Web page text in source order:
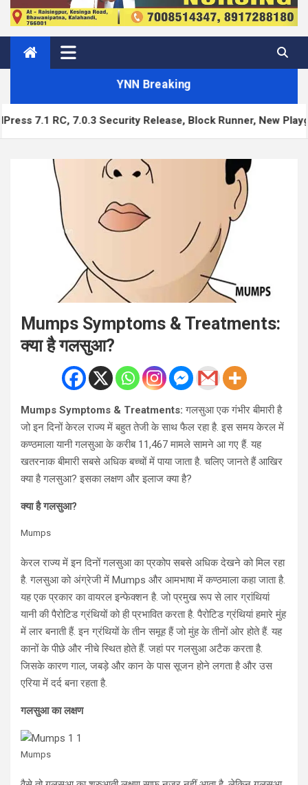
YNN Breaking
Security Release, Block Runner, New Playground UI and
Mumps Symptoms & Treatments:
क्या है गलसुआ?
Mumps Symptoms & Treatments: गलसुआ एक गंभीर बीमारी है
जो इन दिनों केरल राज्य में बहुत तेजी के साथ फैल रहा है. इस समय केरल में
कण्ठमाला यानी गलसुआ के करीब 11,467 मामले सामने आ गए हैं. यह
खतरनाक बीमारी सबसे अधिक बच्चों में पाया जाता है. चलिए जानते हैं आखिर
क्या है गलसुआ? इसका लक्षण और इलाज क्या है?
क्या है गलसुआ?
Mumps
केरल राज्य में इन दिनों गलसुआ का प्रकोप सबसे अधिक देखने को मिल रहा
है. गलसुआ को अंग्रेजी में Mumps और आमभाषा में कण्ठमाला कहा जाता है.
यह एक प्रकार का वायरल इन्फेक्शन है. जो प्रमुख रूप से लार ग्रांथियां
यानी की पैरोटिड ग्रंथियों को ही प्रभावित करता है. पैरोटिड ग्रंथियां हमारे मुंह
में लार बनाती हैं. इन ग्रंथियों के तीन समूह हैं जो मुंह के तीनों ओर होते हैं. यह
कानों के पीछे और नीचे स्थित होते हैं. जहां पर गलसुआ अटैक करता है.
जिसके कारण गाल, जबड़े और कान के पास सूजन होने लगता है और उस
एरिया में दर्द बना रहता है.
गलसुआ का लक्षण
Mumps